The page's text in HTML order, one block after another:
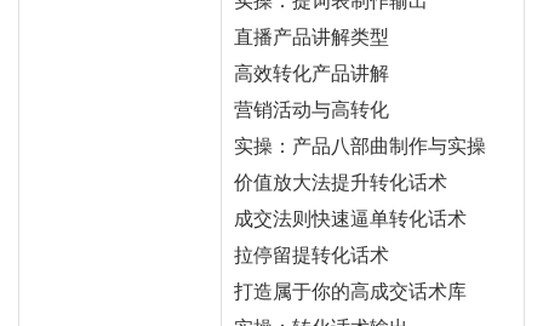
直播产品讲解类型
高效转化产品讲解
营销活动与高转化
实操：产品八部曲制作与实操
价值放大法提升转化话术
成交法则快速逼单转化话术
拉停留提转化话术
打造属于你的高成交话术库